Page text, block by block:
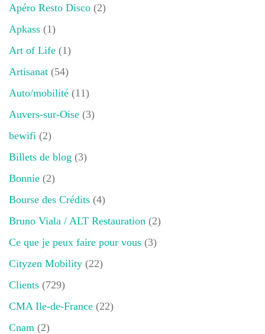
Apéro Resto Disco (2)
Apkass (1)
Art of Life (1)
Artisanat (54)
Auto/mobilité (11)
Auvers-sur-Oise (3)
bewifi (2)
Billets de blog (3)
Bonnie (2)
Bourse des Crédits (4)
Bruno Viala / ALT Restauration (2)
Ce que je peux faire pour vous (3)
Cityzen Mobility (22)
Clients (729)
CMA Ile-de-France (22)
Cnam (2)